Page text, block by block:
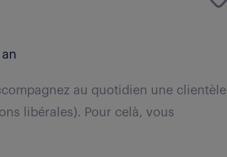
au quotidien une clientèle
libérales). Pour celà, vous